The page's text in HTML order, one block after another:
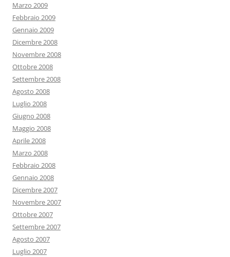
Marzo 2009
Febbraio 2009
Gennaio 2009
Dicembre 2008
Novembre 2008
Ottobre 2008
Settembre 2008
Agosto 2008
Luglio 2008
Giugno 2008
Maggio 2008
Aprile 2008
Marzo 2008
Febbraio 2008
Gennaio 2008
Dicembre 2007
Novembre 2007
Ottobre 2007
Settembre 2007
Agosto 2007
Luglio 2007